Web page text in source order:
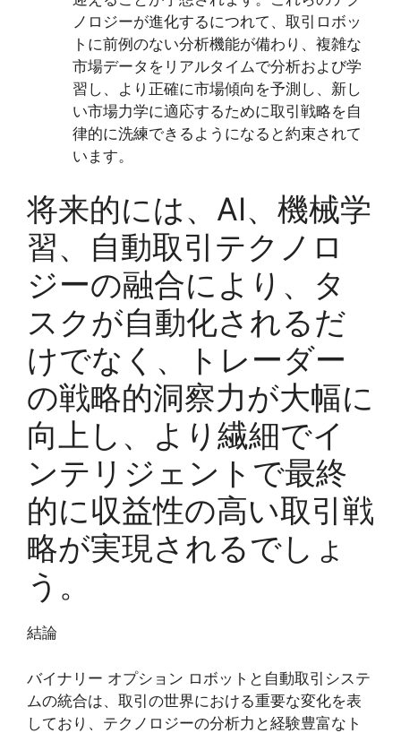
ノロジーが進化するにつれて、取引ロボッ
トに前例のない分析機能が備わり、複雑な
市場データをリアルタイムで分析および学
習し、より正確に市場傾向を予測し、新し
い市場力学に適応するために取引戦略を自
律的に洗練できるようになると約束されて
います。
将来的には、AI、機械学
習、自動取引テクノロ
ジーの融合により、タ
スクが自動化されるだ
けでなく、トレーダー
の戦略的洞察力が大幅に
向上し、より繊細でイ
ンテリジェントで最終
的に収益性の高い取引戦
略が実現されるでしょ
う。
結論
バイナリー オプション ロボットと自動取引システ
ムの統合は、取引の世界における重要な変化を表
しており、テクノロジーの分析力と経験豊富なト